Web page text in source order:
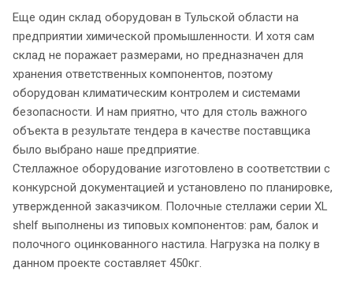
Еще один склад оборудован в Тульской области на
предприятии химической промышленности. И хотя сам
склад не поражает размерами, но предназначен для
хранения ответственных компонентов, поэтому
оборудован климатическим контролем и системами
безопасности. И нам приятно, что для столь важного
объекта в результате тендера в качестве поставщика
было выбрано наше предприятие.
Стеллажное оборудование изготовлено в соответствии с
конкурсной документацией и установлено по планировке,
утвержденной заказчиком. Полочные стеллажи серии XL
shelf выполнены из типовых компонентов: рам, балок и
полочного оцинкованного настила. Нагрузка на полку в
данном проекте составляет 450кг.